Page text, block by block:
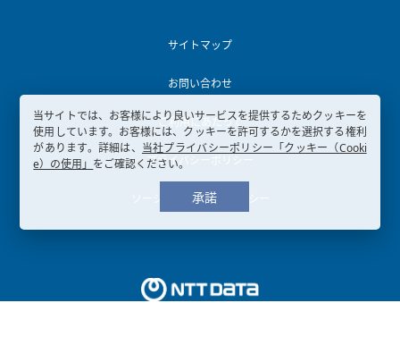
サイトマップ
お問い合わせ
ご利用にあたって
プライバシーポリシー
ソーシャルメディアポリシー
当サイトでは、お客様により良いサービスを提供するためクッキーを
使用しています。お客様には、クッキーを許可するかを選択する権利
があります。詳細は、 当社プライバシーポリシー「クッキー（Cooki
e）の使用」 をご確認ください。
承諾